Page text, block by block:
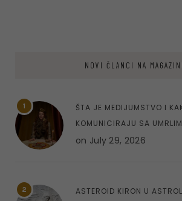
NOVI ČLANCI NA
1
ŠTA JE MEDIJUMSTVO I
KOMUNICIRAJU SA
on July 29, 2026
2
ASTEROID KIRON U